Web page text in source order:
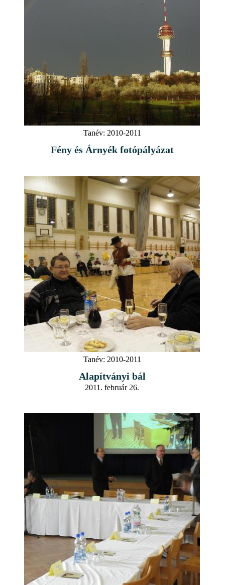
Tanév: 2010-2011
Fény és Árnyék fotópályázat
Tanév: 2010-2011
Alapítványi bál
2011. február 26.